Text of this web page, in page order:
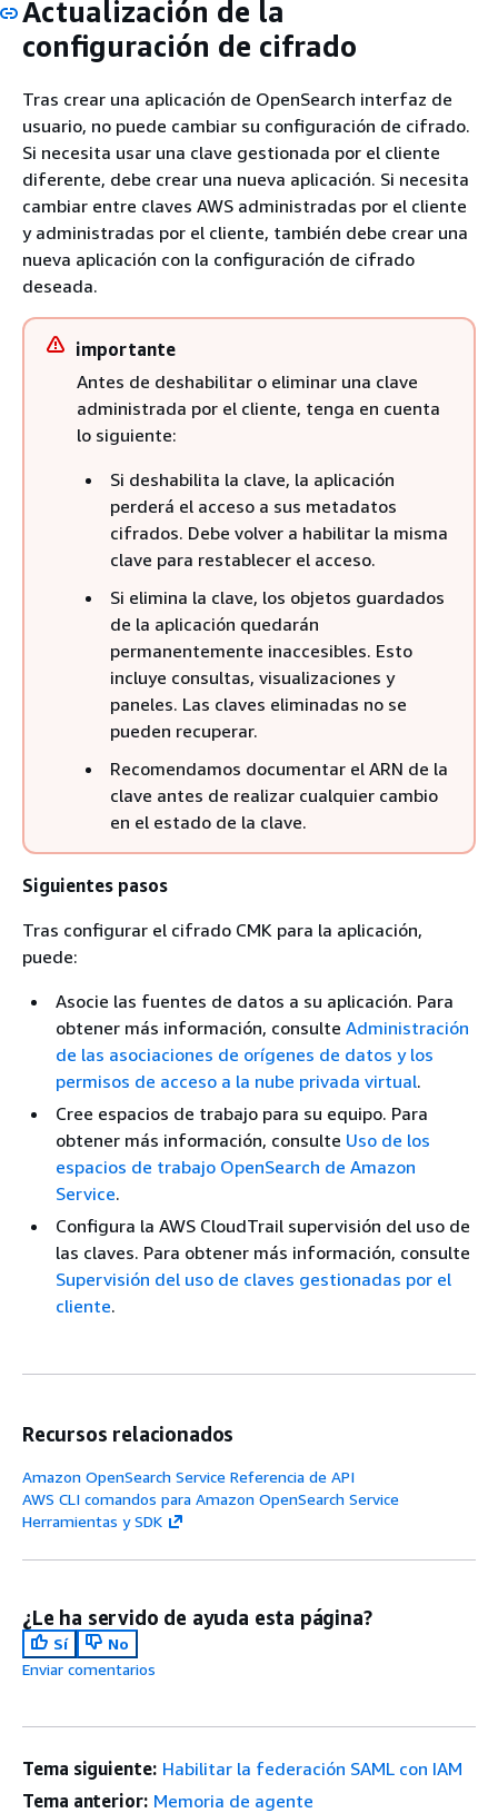
Actualización de la
configuración de cifrado
Tras crear una aplicación de OpenSearch interfaz de
usuario, no puede cambiar su configuración de cifrado.
Si necesita usar una clave gestionada por el cliente
diferente, debe crear una nueva aplicación. Si necesita
cambiar entre claves AWS administradas por el cliente
y administradas por el cliente, también debe crear una
nueva aplicación con la configuración de cifrado
deseada.
importante
Antes de deshabilitar o eliminar una clave
administrada por el cliente, tenga en cuenta
lo siguiente:
Si deshabilita la clave, la aplicación
perderá el acceso a sus metadatos
cifrados. Debe volver a habilitar la misma
clave para restablecer el acceso.
Si elimina la clave, los objetos guardados
de la aplicación quedarán
permanentemente inaccesibles. Esto
incluye consultas, visualizaciones y
paneles. Las claves eliminadas no se
pueden recuperar.
Recomendamos documentar el ARN de la
clave antes de realizar cualquier cambio
en el estado de la clave.
Siguientes pasos
Tras configurar el cifrado CMK para la aplicación,
puede:
Asocie las fuentes de datos a su aplicación. Para
obtener más información, consulte Administración
de las asociaciones de orígenes de datos y los
permisos de acceso a la nube privada virtual.
Cree espacios de trabajo para su equipo. Para
obtener más información, consulte Uso de los
espacios de trabajo OpenSearch de Amazon
Service.
Configura la AWS CloudTrail supervisión del uso de
las claves. Para obtener más información, consulte
Supervisión del uso de claves gestionadas por el
cliente.
Recursos relacionados
Amazon OpenSearch Service Referencia de API
AWS CLI comandos para Amazon OpenSearch Service
Herramientas y SDK
¿Le ha servido de ayuda esta página?
Sí
No
Enviar comentarios
Tema siguiente: Habilitar la federación SAML con IAM
Tema anterior: Memoria de agente